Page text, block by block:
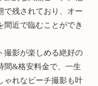
で残されており、オー
間近で臨むことができ
撮影が楽しめる絶好の
&格安料金で、一生
ゃれなビーチ撮影も叶